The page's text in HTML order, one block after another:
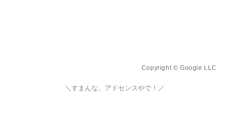
Copyright © Google LLC
＼すまんな、アドセンスやで！／